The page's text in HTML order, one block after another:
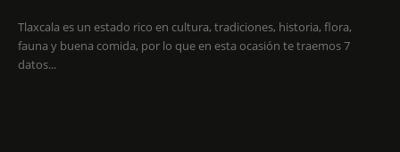
Tlaxcala es un estado rico en cultura, tradiciones, historia, flora,
fauna y buena comida, por lo que en esta ocasión te traemos 7
datos...